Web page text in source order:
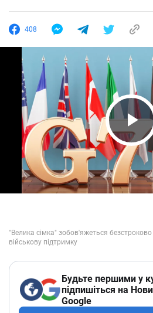
408
Будьте першими у
підпишіться на
Google